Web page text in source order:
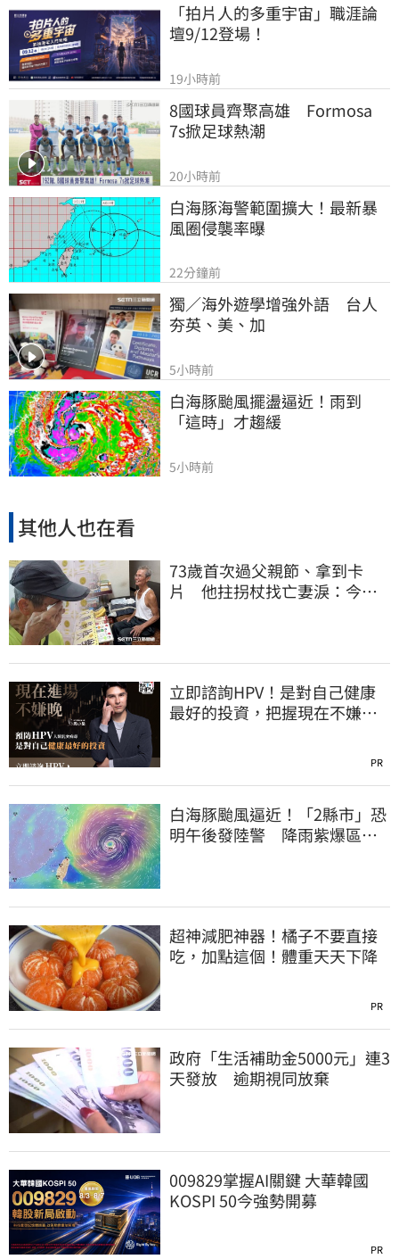
「拍片人的多重宇宙」職涯論
壇9/12登場！
19小時前
8國球員齊聚高雄　Formosa
7s掀足球熱潮
20小時前
白海豚海警範圍擴大！最新暴
風圈侵襲率曝
22分鐘前
獨／海外遊學增強外語　台人
夯英、美、加
5小時前
白海豚颱風擺盪逼近！雨到
「這時」才趨緩
5小時前
其他人也在看
73歲首次過父親節、拿到卡
片 他拄拐杖找亡妻淚：今天
立即諮詢HPV！是對自己健康
最好的投資，把握現在不嫌
PR
白海豚颱風逼近！「2縣市」恐
明午後發陸警 降雨紫爆區域
超神減肥神器！橘子不要直接
吃，加點這個！體重天天下降
PR
政府「生活補助金5000元」連3
天發放 逾期視同放棄
009829掌握AI關鍵 大華韓國
KOSPI 50今強勢開募
PR